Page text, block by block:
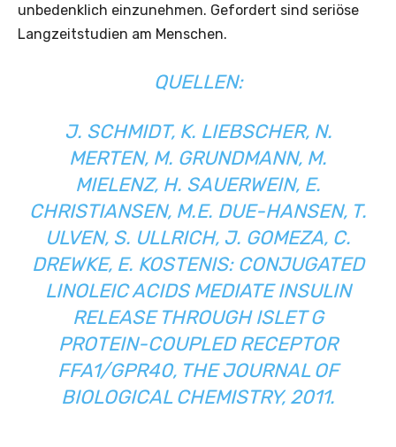
unbedenklich einzunehmen. Gefordert sind seriöse
Langzeitstudien am Menschen.
QUELLEN:
J. SCHMIDT, K. LIEBSCHER, N.
MERTEN, M. GRUNDMANN, M.
MIELENZ, H. SAUERWEIN, E.
CHRISTIANSEN, M.E. DUE-HANSEN, T.
ULVEN, S. ULLRICH, J. GOMEZA, C.
DREWKE, E. KOSTENIS: CONJUGATED
LINOLEIC ACIDS MEDIATE INSULIN
RELEASE THROUGH ISLET G
PROTEIN-COUPLED RECEPTOR
FFA1/GPR40, THE JOURNAL OF
BIOLOGICAL CHEMISTRY, 2011.